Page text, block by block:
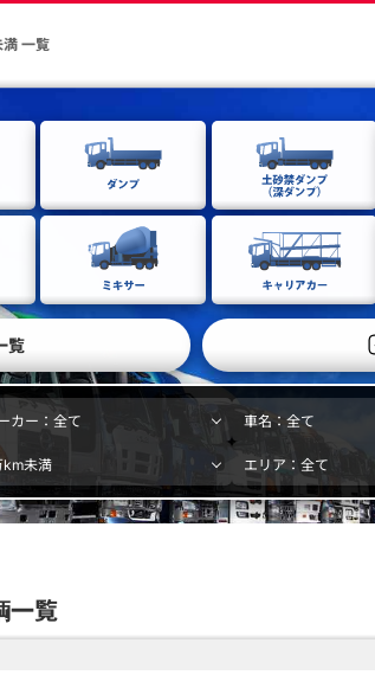
一覧
覧
一覧